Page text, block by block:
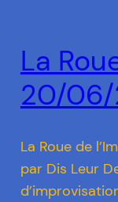
La
20/
La Roue de
par Dis Leur